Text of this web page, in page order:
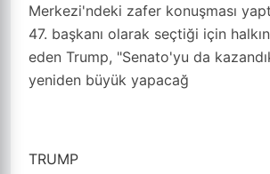
Merkezi'ndeki zafer konuşması
47. başkanı olarak seçtiği için
eden Trump, "Senato'yu da
yeniden büyük yapacağ
TRUMP